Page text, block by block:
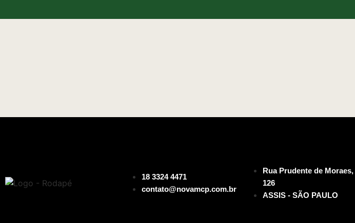
18 3324 4471
contato@novamcp.com.br
Rua Prudente de Moraes,
126
ASSIS - SÃO PAULO